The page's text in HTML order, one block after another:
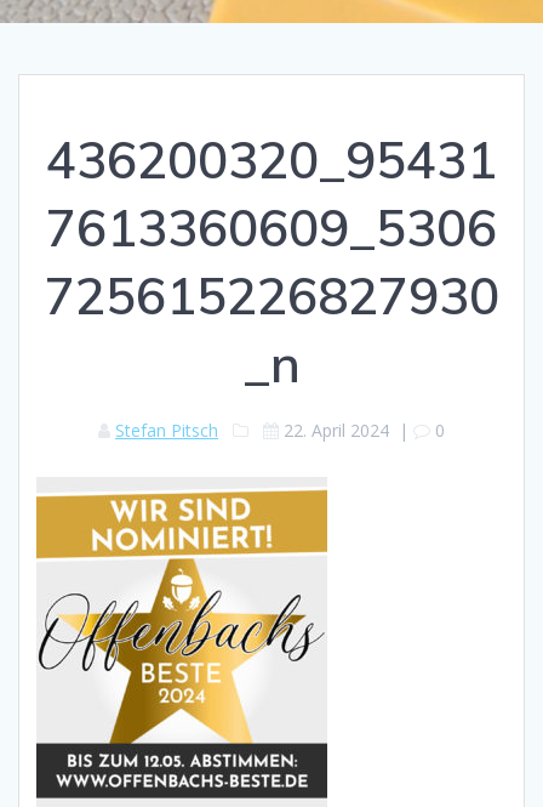
436200320_95431
7613360609_5306
725615226827930
_n
Stefan Pitsch 22. April 2024 | 0